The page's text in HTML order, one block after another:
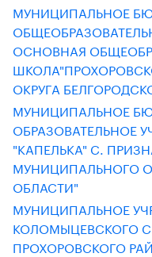
МУНИЦИПАЛЬНОЕ
ОСНОВНАЯ
ОКРУГА
МУНИЦИПАЛЬНОЕ
ОБРАЗОВАТЕЛЬНОЕ
"КАПЕЛЬКА" С.
МУНИЦИПАЛЬНОГО
ОБЛАСТИ"
МУНИЦИПАЛЬНОЕ
КОЛОМЫЦЕВСКОГО
ПРОХОРОВСКОГО